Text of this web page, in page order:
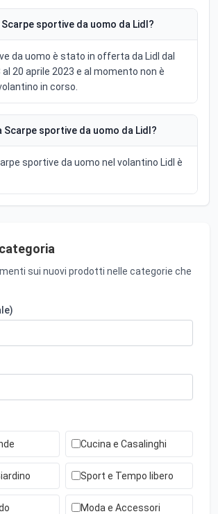
sportive da uomo da Lidl?
da uomo è stato in offerta da Lidl dal
al 20 aprile 2023 e al momento non è
in corso.
Scarpe sportive da uomo da Lidl?
sportive da uomo nel volantino Lidl è
sui nuovi prodotti nelle categorie che
Cucina e Casalinghi
Sport e Tempo libero
Moda e Accessori